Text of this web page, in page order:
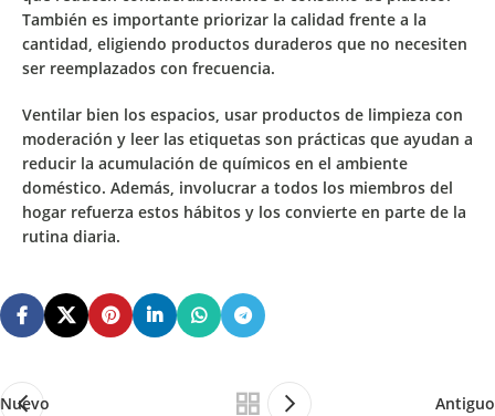
También es importante priorizar la calidad frente a la
cantidad, eligiendo productos duraderos que no necesiten
ser reemplazados con frecuencia.
Ventilar bien los espacios, usar productos de limpieza con
moderación y leer las etiquetas son prácticas que ayudan a
reducir la acumulación de químicos en el ambiente
doméstico. Además, involucrar a todos los miembros del
hogar refuerza estos hábitos y los convierte en parte de la
rutina diaria.
Nuevo Antiguo